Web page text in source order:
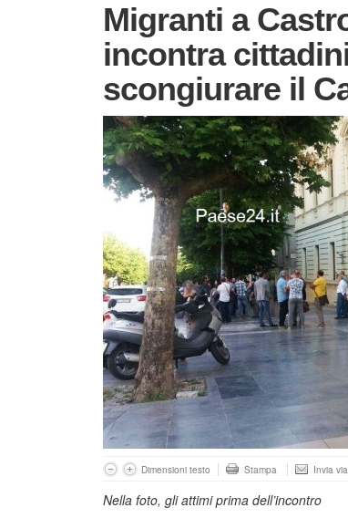
Migranti a
incontra
scongiurare il
Dimensioni testo Stampa Invia
Nella foto, gli attimi prima dell’incontro